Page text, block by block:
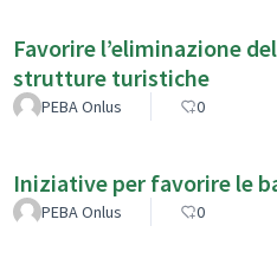
Favorire l’eliminazione
strutture turistiche
PEBA Onlus 0
Iniziative per favorire le
PEBA Onlus 0